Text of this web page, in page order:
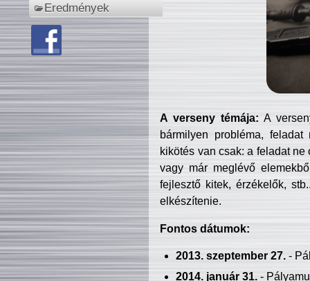
Eredmények
A verseny témája: A
bármilyen probléma, feladat
kikötés van csak: a feladat
vagy már meglévő
fejlesztő kitek, érzékelők,
elkészítenie.
Fontos dátumok:
2013. szeptember 27.-
2014. január 31.-